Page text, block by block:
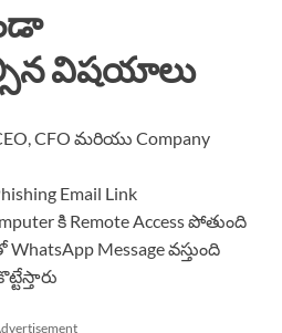
విషయాలు
CFO మరియు Company
Email Link
కి Remote Access పోతుంది
WhatsApp Message వస్తుంది